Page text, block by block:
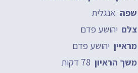
שפה אנגלית
צלם יהושע פדם
מראיין יהושע פדם
משך הראיון